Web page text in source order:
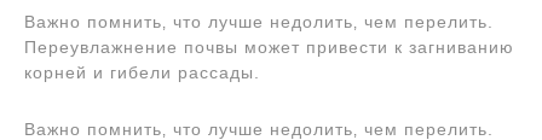
Важно помнить‚ что лучше недолить‚ чем перелить.
Переувлажнение почвы может привести к загниванию
корней и гибели рассады.
Важно помнить‚ что лучше недолить‚ чем перелить.